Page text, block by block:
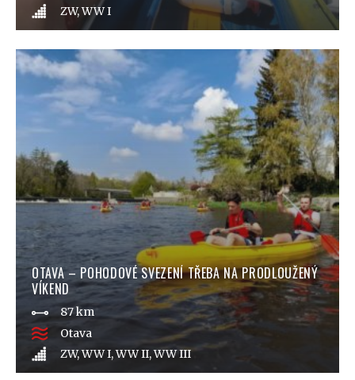
ZW, WW I
OTAVA – POHODOVÉ SVEZENÍ TŘEBA NA PRODLOUŽENÝ
VÍKEND
87 km
Otava
ZW, WW I, WW II, WW III